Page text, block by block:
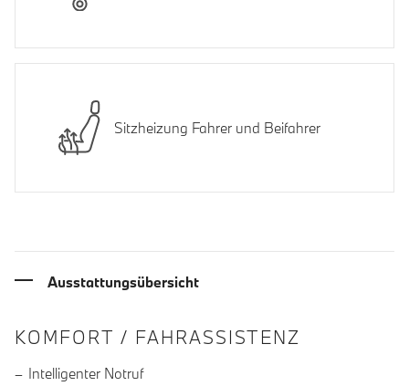
Sitzheizung Fahrer und Beifahrer
Ausstattungsübersicht
INFORMATIONEN ÜBER DIE
KOMFORT / FAHRASSISTENZ
Intelligenter Notruf